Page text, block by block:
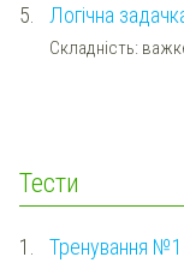
5. Логічна
Складність:
Тести
1. Тренування №1